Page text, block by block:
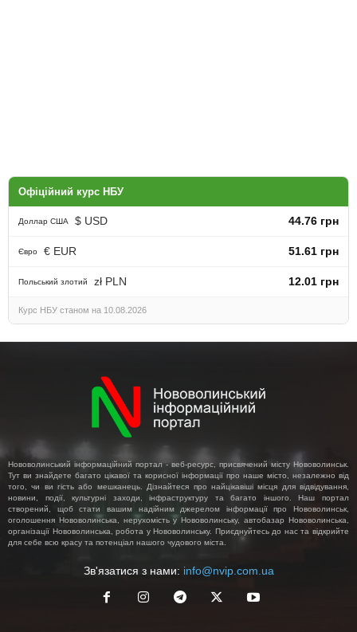
Офіційний курс НБУ
Доллар США $ USD 44.76 грн
Євро € EUR 51.61 грн
Польський злотий zł PLN 12.01 грн
Курс НБУ станом на 10.08.2026
Нововолинський інформаційний портал - веб-ресурс, присвячений місту Нововолинськ.
Тут ви знайдете багато цікавої та корисної інформації про наше місто, незалежно від
того, чи ви гість або мешканець. Дізнайтеся про найцікавіші місця для відвідування,
новини, події, культурні заходи, інфраструктуру та багато іншого. Наш портал
створений, щоб стати вашим надійним джерелом інформації про Нововолинськ,
оголошення Нововолинська, нерухомість у Нововолинську, автобазар Нововолинська,
організації Нововолинська, робота у Нововолинську. Приєднуйтесь до нас та відкрийте
для себе всю красу та потенціал нашого чудового міста.
Зв'язатися з нами: info@nvip.com.ua